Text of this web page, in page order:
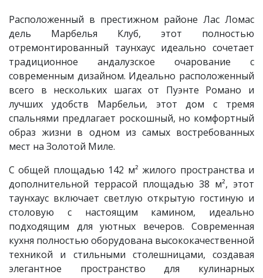
Расположенный в престижном районе Лас Ломас
дель Марбелья Клуб, этот полностью
отремонтированный таунхаус идеально сочетает
традиционное андалузское очарование с
современным дизайном. Идеально расположенный
всего в нескольких шагах от Пуэнте Романо и
лучших удобств Марбельи, этот дом с тремя
спальнями предлагает роскошный, но комфортный
образ жизни в одном из самых востребованных
мест на Золотой Миле.
С общей площадью 142 м² жилого пространства и
дополнительной террасой площадью 38 м², этот
таунхаус включает светлую открытую гостиную и
столовую с настоящим камином, идеально
подходящим для уютных вечеров. Современная
кухня полностью оборудована высококачественной
техникой и стильными столешницами, создавая
элегантное пространство для кулинарных